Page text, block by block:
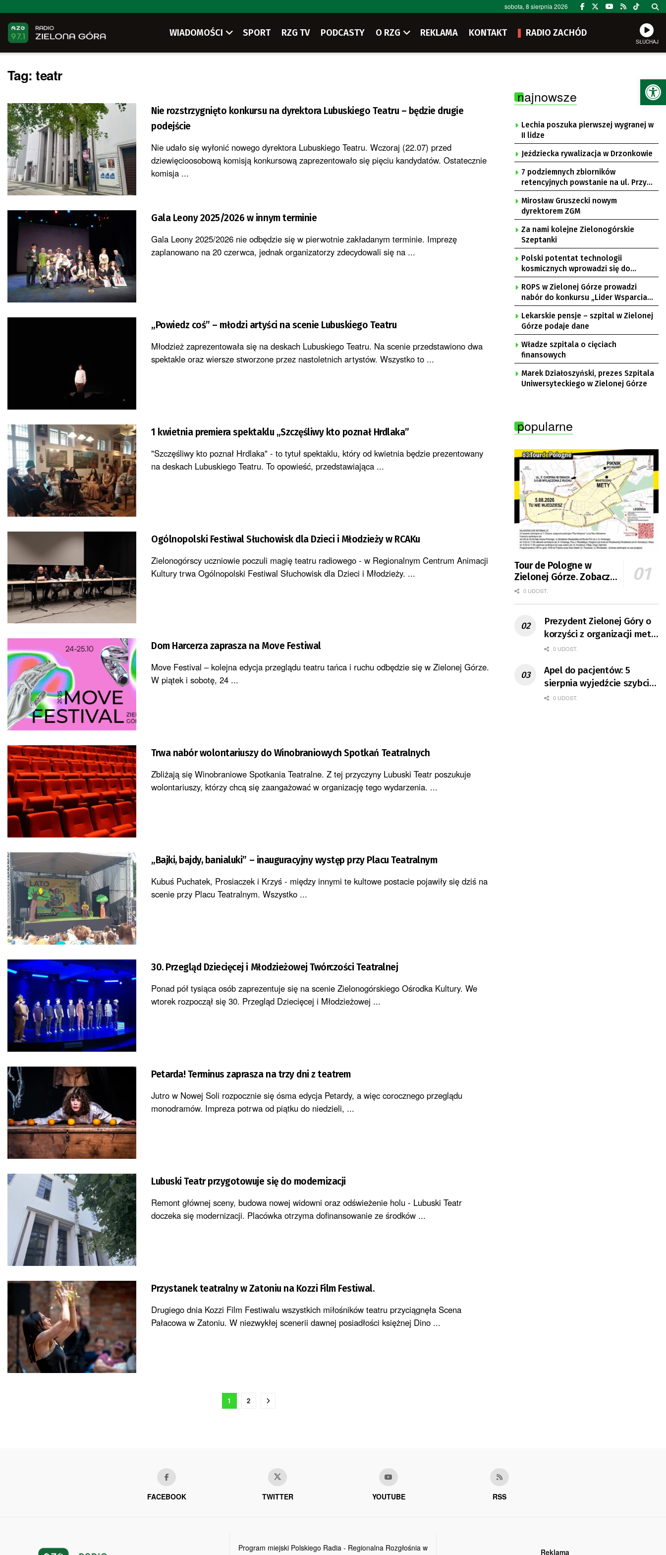
sobota, 8 sierpnia 2026
WIADOMOŚCI SPORT RZG TV PODCASTY O RZG REKLAMA KONTAKT RADIO ZACHÓD
SŁUCHAJ
Tag:teatr
Nie rozstrzygnięto konkursu na dyrektora Lubuskiego Teatru – będzie drugie
podejście
Nie udało się wyłonić nowego dyrektora Lubuskiego Teatru. Wczoraj (22.07) przed
dziewięcioosobową komisją konkursową zaprezentowało się pięciu kandydatów. Ostatecznie
komisja ...
Gala Leony 2025/2026 w innym terminie
Gala Leony 2025/2026 nie odbędzie się w pierwotnie zakładanym terminie. Imprezę
zaplanowano na 20 czerwca, jednak organizatorzy zdecydowali się na ...
„Powiedz coś” – młodzi artyści na scenie Lubuskiego Teatru
Młodzież zaprezentowała się na deskach Lubuskiego Teatru. Na scenie przedstawiono dwa
spektakle oraz wiersze stworzone przez nastoletnich artystów. Wszystko to ...
1 kwietnia premiera spektaklu „Szczęśliwy kto poznał Hrdlaka”
"Szczęśliwy kto poznał Hrdlaka" - to tytuł spektaklu, który od kwietnia będzie prezentowany
na deskach Lubuskiego Teatru. To opowieść, przedstawiająca ...
Ogólnopolski Festiwal Słuchowisk dla Dzieci i Młodzieży w RCAKu
Zielonogórscy uczniowie poczuli magię teatru radiowego - w Regionalnym Centrum Animacji
Kultury trwa Ogólnopolski Festiwal Słuchowisk dla Dzieci i Młodzieży. ...
Dom Harcerza zaprasza na Move Festiwal
Move Festival – kolejna edycja przeglądu teatru tańca i ruchu odbędzie się w Zielonej Górze.
W piątek i sobotę, 24 ...
Trwa nabór wolontariuszy do Winobraniowych Spotkań Teatralnych
Zbliżają się Winobraniowe Spotkania Teatralne. Z tej przyczyny Lubuski Teatr poszukuje
wolontariuszy, którzy chcą się zaangażować w organizację tego wydarzenia. ...
„Bajki, bajdy, banialuki” – inauguracyjny występ przy Placu Teatralnym
Kubuś Puchatek, Prosiaczek i Krzyś - między innymi te kultowe postacie pojawiły się dziś na
scenie przy Placu Teatralnym. Wszystko ...
30. Przegląd Dziecięcej i Młodzieżowej Twórczości Teatralnej
Ponad pół tysiąca osób zaprezentuje się na scenie Zielonogórskiego Ośrodka Kultury. We
wtorek rozpoczął się 30. Przegląd Dziecięcej i Młodzieżowej ...
Petarda! Terminus zaprasza na trzy dni z teatrem
Jutro w Nowej Soli rozpocznie się ósma edycja Petardy, a więc corocznego przeglądu
monodramów. Impreza potrwa od piątku do niedzieli, ...
Lubuski Teatr przygotowuje się do modernizacji
Remont głównej sceny, budowa nowej widowni oraz odświeżenie holu - Lubuski Teatr
doczeka się modernizacji. Placówka otrzyma dofinansowanie ze środków ...
Przystanek teatralny w Zatoniu na Kozzi Film Festiwal.
Drugiego dnia Kozzi Film Festiwalu wszystkich miłośników teatru przyciągnęła Scena
Pałacowa w Zatoniu. W niezwykłej scenerii dawnej posiadłości księżnej Dino ...
1 2
najnowsze
Lechia poszuka pierwszej wygranej w
II lidze
Jeździecka rywalizacja w Drzonkowie
7 podziemnych zbiorników
retencyjnych powstanie na ul. Przy
Gazowni
Mirosław Gruszecki nowym
dyrektorem ZGM
Za nami kolejne Zielonogórskie
Szeptanki
Polski potentat technologii
kosmicznych wprowadzi się do
Zielonej Góry
ROPS w Zielonej Górze prowadzi
nabór do konkursu „Lider Wsparcia
Seniora”
Lekarskie pensje – szpital w Zielonej
Górze podaje dane
Władze szpitala o cięciach
finansowych
Marek Działoszyński, prezes Szpitala
Uniwersyteckiego w Zielonej Górze
popularne
Tour de Pologne w
Zielonej Górze. Zobacz
zmiany w organizacji
0 UDOST.
Prezydent Zielonej Góry o
korzyści z organizacji mety
Tour de Pologne
0 UDOST.
Apel do pacjentów: 5
sierpnia wyjedźcie szybciej
z domów
0 UDOST.
FACEBOOK TWITTER YOUTUBE RSS
Program miejski Polskiego Radia - Regionalna Rozgłośnia w
Reklama